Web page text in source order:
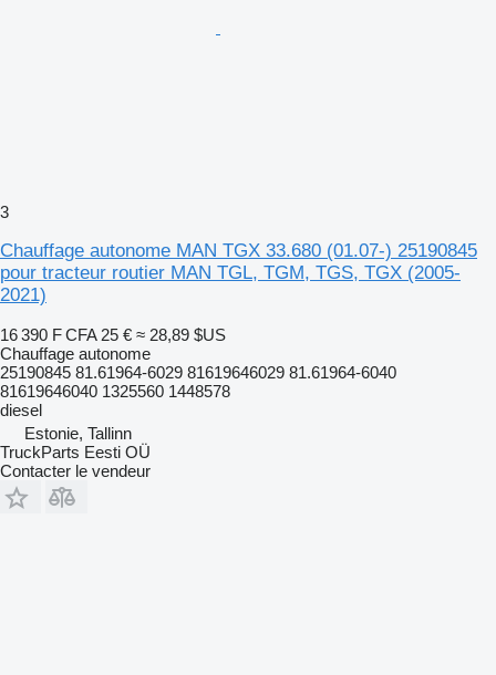
3
Chauffage autonome MAN TGX 33.680 (01.07-) 25190845
pour tracteur routier MAN TGL, TGM, TGS, TGX (2005-
2021)
16 390 F CFA 25 € ≈ 28,89 $US
Chauffage autonome
25190845 81.61964-6029 81619646029 81.61964-6040
81619646040 1325560 1448578
diesel
Estonie, Tallinn
TruckParts Eesti OÜ
Contacter le vendeur